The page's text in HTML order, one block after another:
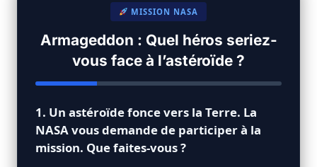
MISSION NASA
Armageddon : Quel héros seriez-
vous face à l’astéroïde ?
1. Un astéroïde fonce vers la Terre. La
NASA vous demande de participer à la
mission. Que faites-vous ?